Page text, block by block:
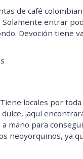
de café
Solamente entrar
Devoción tiene
locales por toda
¡aquí
mano para
neoyorquinos, ya